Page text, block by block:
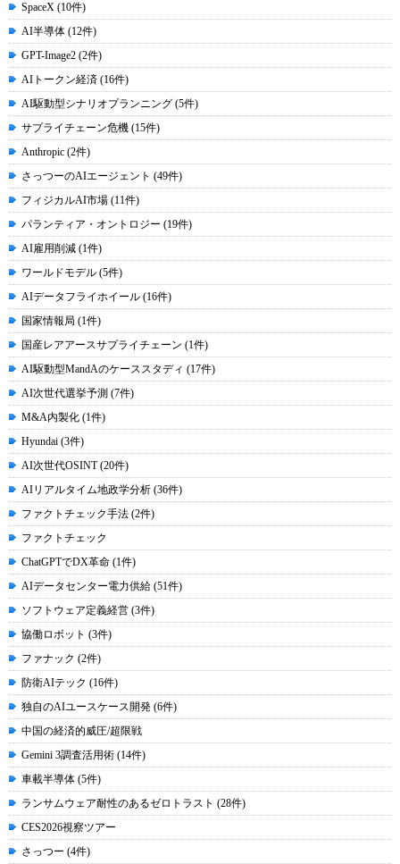
SpaceX (10件)
AI半導体 (12件)
GPT-Image2 (2件)
AIトークン経済 (16件)
AI駆動型シナリオプランニング (5件)
サプライチェーン危機 (15件)
Anthropic (2件)
さっつーのAIエージェント (49件)
フィジカルAI市場 (11件)
パランティア・オントロジー (19件)
AI雇用削減 (1件)
ワールドモデル (5件)
AIデータフライホイール (16件)
国家情報局 (1件)
国産レアアースサプライチェーン (1件)
AI駆動型MandAのケーススタディ (17件)
AI次世代選挙予測 (7件)
M&A内製化 (1件)
Hyundai (3件)
AI次世代OSINT (20件)
AIリアルタイム地政学分析 (36件)
ファクトチェック手法 (2件)
ファクトチェック
ChatGPTでDX革命 (1件)
AIデータセンター電力供給 (51件)
ソフトウェア定義経営 (3件)
協働ロボット (3件)
ファナック (2件)
防衛AIテック (16件)
独自のAIユースケース開発 (6件)
中国の経済的威圧/超限戦
Gemini 3調査活用術 (14件)
車載半導体 (5件)
ランサムウェア耐性のあるゼロトラスト (28件)
CES2026視察ツアー
さっつー (4件)